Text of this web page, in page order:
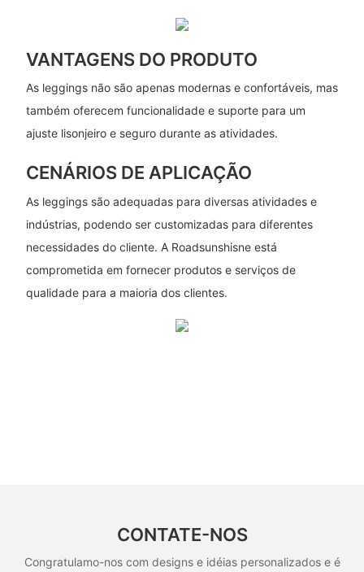
VANTAGENS DO PRODUTO
As leggings não são apenas modernas e confortáveis, mas
também oferecem funcionalidade e suporte para um
ajuste lisonjeiro e seguro durante as atividades.
CENÁRIOS DE APLICAÇÃO
As leggings são adequadas para diversas atividades e
indústrias, podendo ser customizadas para diferentes
necessidades do cliente. A Roadsunshisne está
comprometida em fornecer produtos e serviços de
qualidade para a maioria dos clientes.
CONTATE-NOS
Congratulamo-nos com designs e idéias personalizados e é